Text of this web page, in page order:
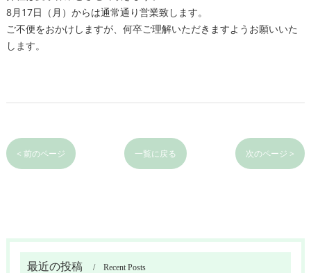
8月17日（月）からは通常通り営業致します。
ご不便をおかけしますが、何卒ご理解いただきますようお願いいた
します。
< 前のページ 一覧に戻る 次のページ >
最近の投稿 Recent Posts